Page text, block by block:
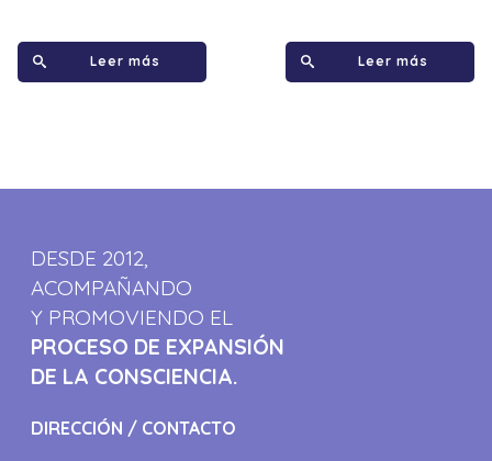
Leer más Leer más
DESDE 2012,
ACOMPAÑANDO
Y PROMOVIENDO EL
PROCESO DE EXPANSIÓN
DE LA CONSCIENCIA.
DIRECCIÓN / CONTACTO